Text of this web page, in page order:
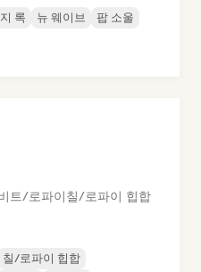
록 뉴 웨이브
팝 소울
트/로파이칠/로파이 힙합
칠/로파이 힙합